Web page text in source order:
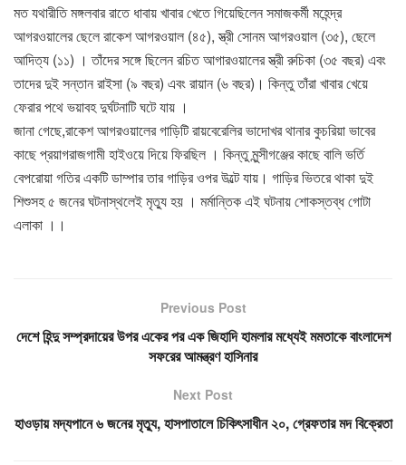
মত যথারীতি মঙ্গলবার রাতে ধাবায় খাবার খেতে গিয়েছিলেন সমাজকর্মী মহেন্দ্র
আগরওয়ালের ছেলে রাকেশ আগরওয়াল (৪৫), স্ত্রী সোনম আগরওয়াল (৩৫), ছেলে
আদিত্য (১১) । তাঁদের সঙ্গে ছিলেন রচিত আগারওয়ালের স্ত্রী রুচিকা (৩৫ বছর) এবং
তাদের দুই সন্তান রাইসা (৯ বছর) এবং রায়ান (৬ বছর)। কিন্তু তাঁরা খাবার খেয়ে
ফেরার পথে ভয়াবহ দুর্ঘটনাটি ঘটে যায় ।
জানা গেছে,রাকেশ আগরওয়ালের গাড়িটি রায়বেরেলির ভাদোখর থানার কুচরিয়া ভাবের
কাছে প্রয়াগরাজগামী হাইওয়ে দিয়ে ফিরছিল । কিন্তু মুন্সীগঞ্জের কাছে বালি ভর্তি
বেপরোয়া গতির একটি ডাম্পার তার গাড়ির ওপর উল্টে যায়। গাড়ির ভিতরে থাকা দুই
শিশুসহ ৫ জনের ঘটনাস্থলেই মৃত্যু হয় । মর্মান্তিক এই ঘটনায় শোকস্তব্ধ গোটা
এলাকা ।।
Previous Post
দেশে হিন্দু সম্প্রদায়ের উপর একের পর এক জিহাদি হামলার মধ্যেই মমতাকে বাংলাদেশ
সফরের আমন্ত্রণ হাসিনার
Next Post
হাওড়ায় মদ্যপানে ৬ জনের মৃত্যু, হাসপাতালে চিকিৎসাধীন ২০, গ্রেফতার মদ বিক্রেতা